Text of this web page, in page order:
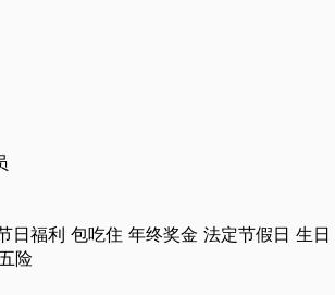
日福利 包吃住 年终奖金 法定节假日 生日
险